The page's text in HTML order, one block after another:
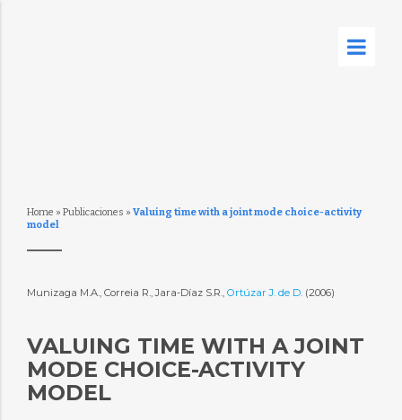
Home » Publicaciones » Valuing time with a joint mode choice-activity
model
Munizaga M.A., Correia R., Jara-Díaz S.R., Ortúzar J. de D. (2006)
VALUING TIME WITH A JOINT
MODE CHOICE-ACTIVITY
MODEL